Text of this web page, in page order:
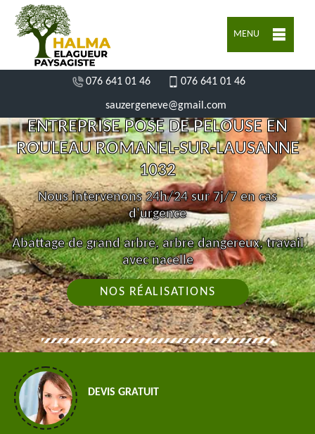
MENU
076 641 01 46 076 641 01 46
sauzergeneve@gmail.com
ENTREPRISE POSE DE PELOUSE EN
ROULEAU ROMANEL-SUR-LAUSANNE
1032
Nous intervenons 24h/24 sur 7j/7 en cas
d'urgence
Abattage de grand arbre, arbre dangereux, travail
avec nacelle
NOS RÉALISATIONS
DEVIS GRATUIT